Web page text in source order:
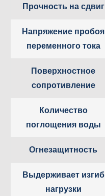
Прочность на сдвиг
Напряжение пробоя
переменного тока
Поверхностное
сопротивление
Количество
поглощения воды
Огнезащитность
Выдерживает изгиб
нагрузки